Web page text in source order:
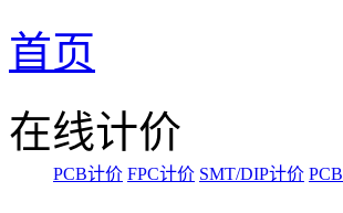
首页
在线计价
PCB计价 FPC计价 SMT/DIP计价